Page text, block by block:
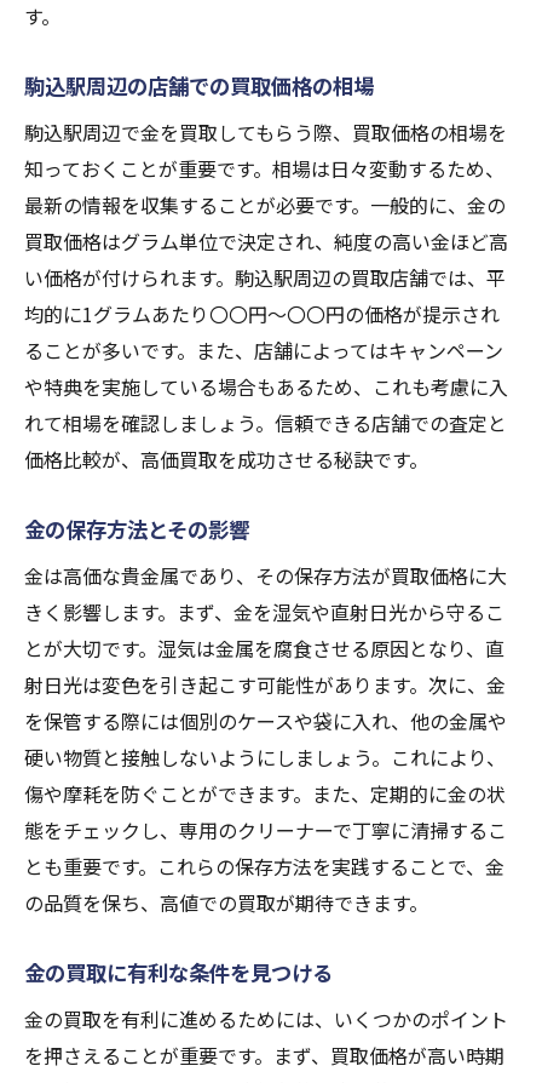
す。
駒込駅周辺の店舗での買取価格の相場
駒込駅周辺で金を買取してもらう際、買取価格の相場を
知っておくことが重要です。相場は日々変動するため、
最新の情報を収集することが必要です。一般的に、金の
買取価格はグラム単位で決定され、純度の高い金ほど高
い価格が付けられます。駒込駅周辺の買取店舗では、平
均的に1グラムあたり〇〇円〜〇〇円の価格が提示され
ることが多いです。また、店舗によってはキャンペーン
や特典を実施している場合もあるため、これも考慮に入
れて相場を確認しましょう。信頼できる店舗での査定と
価格比較が、高価買取を成功させる秘訣です。
金の保存方法とその影響
金は高価な貴金属であり、その保存方法が買取価格に大
きく影響します。まず、金を湿気や直射日光から守るこ
とが大切です。湿気は金属を腐食させる原因となり、直
射日光は変色を引き起こす可能性があります。次に、金
を保管する際には個別のケースや袋に入れ、他の金属や
硬い物質と接触しないようにしましょう。これにより、
傷や摩耗を防ぐことができます。また、定期的に金の状
態をチェックし、専用のクリーナーで丁寧に清掃するこ
とも重要です。これらの保存方法を実践することで、金
の品質を保ち、高値での買取が期待できます。
金の買取に有利な条件を見つける
金の買取を有利に進めるためには、いくつかのポイント
を押さえることが重要です。まず、買取価格が高い時期